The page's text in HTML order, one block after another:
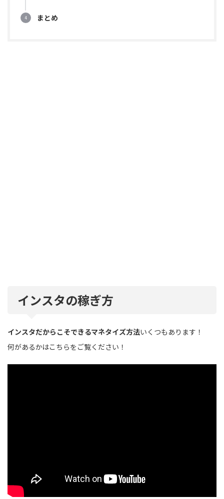
まとめ
インスタの稼ぎ方
インスタだからこそできるマネタイズ方法いくつもあります！
何があるかはこちらをご覧ください！